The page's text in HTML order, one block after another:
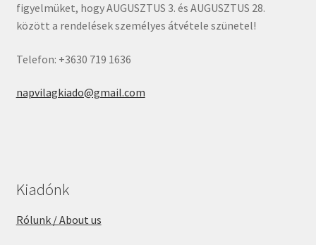
figyelmüket, hogy AUGUSZTUS 3. és AUGUSZTUS 28.
között a rendelések személyes átvétele szünetel!
Telefon: +3630 719 1636
napvilagkiado@gmail.com
Kiadónk
Rólunk / About us